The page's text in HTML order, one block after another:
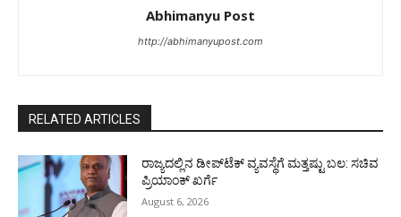
Abhimanyu Post
http://abhimanyupost.com
RELATED ARTICLES
ರಾಜ್ಯದಲ್ಲಿನ ಡೀಪ್‌ಟೆಕ್‌ ವ್ಯವಸ್ಥೆಗೆ ಮತ್ತಷ್ಟು ಬಲ: ಸಚಿವ
ಪ್ರಿಯಾಂಕ್ ಖರ್ಗೆ
August 6, 2026